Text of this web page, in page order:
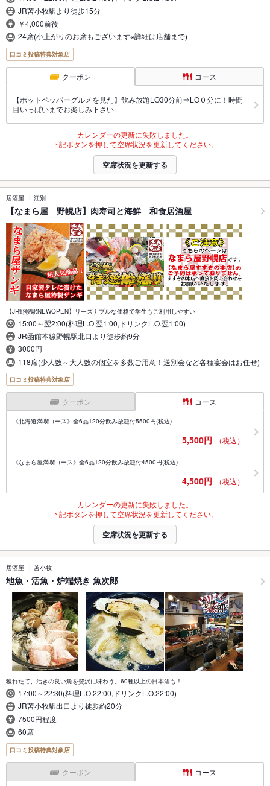
JR苫小牧駅より徒歩15分
￥4,000前後
24席(小上がりのお席もございます※詳細は店舗まで)
口コミ投稿特典対象店
クーポン コース
【ホットペッパーグルメを見た】飲み放題LO30分前⇒LO０分に！時間
目いっぱいまでお楽しみ下さい
カレンダーの更新に失敗しました。
下記ボタンを押して空席状況を更新してください。
空席状況を更新する
居酒屋 江別
【なまら屋 野幌店】肉寿司と海鮮 和食居酒屋
【JR野幌駅NEWOPEN】リーズナブルな価格で学生もご利用しやすい
15:00～翌2:00(料理L.O.翌1:00,ドリンクL.O.翌1:00)
JR函館本線野幌駅北口より徒歩約9分
3000円
118席(少人数～大人数の個室を多数ご用意！送別会など各種宴会はお任せ)
口コミ投稿特典対象店
クーポン コース
《北海道満喫コース》全6品120分飲み放題付5500円(税込)
5,500円 （税込）
《なまら屋満喫コース》全6品120分飲み放題付4500円(税込)
4,500円 （税込）
カレンダーの更新に失敗しました。
下記ボタンを押して空席状況を更新してください。
空席状況を更新する
居酒屋 苫小牧
地魚・活魚・炉端焼き 魚次郎
獲れたて、活きの良い魚を贅沢に味わう。60種以上の日本酒も！
17:00～22:30(料理L.O.22:00,ドリンクL.O.22:00)
JR苫小牧駅出口より徒歩約20分
7500円程度
60席
口コミ投稿特典対象店
クーポン コース